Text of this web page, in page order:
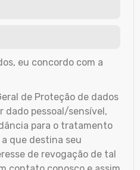
eu concordo com a
de Proteção de dados
dado pessoal/sensível,
para o tratamento
que destina seu
de revogação de tal